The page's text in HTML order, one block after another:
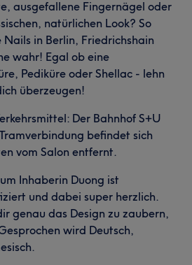
ausgefallene Fingernägel oder
natürlichen Look? So
in Berlin, Friedrichshain
wahr! Egal ob eine
Pediküre oder Shellac - lehn
überzeugen!
Der Bahnhof S+U
befindet sich
vom Salon entfernt.
Inhaberin Duong ist
und dabei super herzlich.
genau das Design zu zaubern,
wird Deutsch,